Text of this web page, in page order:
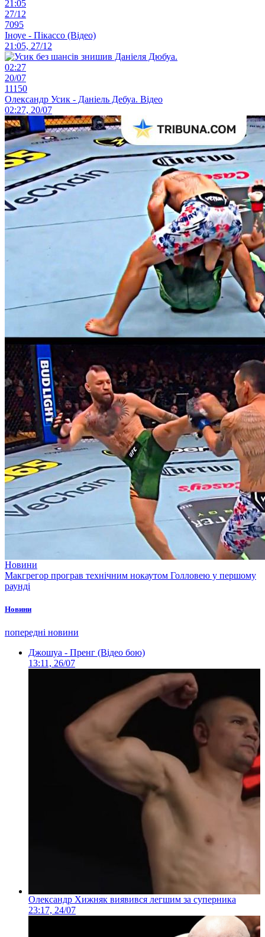
21:05
27/12
7095
Іноуе - Пікассо (Відео)
21:05, 27/12
02:27
20/07
11150
Олександр Усик - Даніель Дебуа. Відео
02:27, 20/07
Новини
Макгрегор програв технічним нокаутом Голловею у першому
раунді
Новини
попередні новини
Джошуа - Пренг (Відео бою)
13:11, 26/07
Олександр Хижняк виявився легшим за суперника
23:17, 24/07